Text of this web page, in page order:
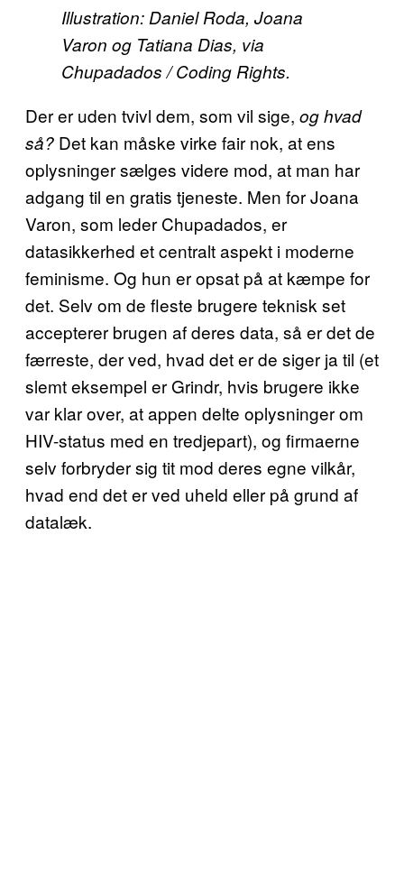
Illustration: Daniel Roda, Joana
Varon og Tatiana Dias, via
Chupadados / Coding Rights.
Der er uden tvivl dem, som vil sige, og hvad
så? Det kan måske virke fair nok, at ens
oplysninger sælges videre mod, at man har
adgang til en gratis tjeneste. Men for Joana
Varon, som leder Chupadados, er
datasikkerhed et centralt aspekt i moderne
feminisme. Og hun er opsat på at kæmpe for
det. Selv om de fleste brugere teknisk set
accepterer brugen af deres data, så er det de
færreste, der ved, hvad det er de siger ja til (et
slemt eksempel er Grindr, hvis brugere ikke
var klar over, at appen delte oplysninger om
HIV-status med en tredjepart), og firmaerne
selv forbryder sig tit mod deres egne vilkår,
hvad end det er ved uheld eller på grund af
datalæk.